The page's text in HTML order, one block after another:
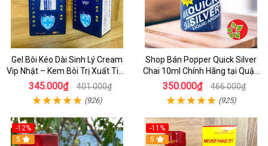
Gel Bôi Kéo Dài Sinh Lý Cream
Vip Nhật – Kem Bôi Trị Xuất Tinh
Sớm Chính Hãng Cho Nam
345.000₫ 401.000₫
(926)
Shop Bán Popper Quick Silver
Chai 10ml Chính Hãng tại Quận
1 - Kích thích tăng ham muốn
cực mạnh
350.000₫ 466.000₫
(925)
-12%
5
-11%
5